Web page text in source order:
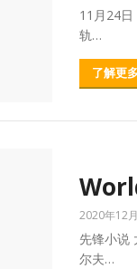
11月24
轨…
了解更
2020年12
先锋小说
尔夫…